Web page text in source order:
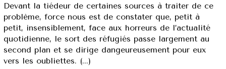
Devant la tiédeur de certaines sources à traiter de ce
problème, force nous est de constater que, petit à
petit, insensiblement, face aux horreurs de l’actualité
quotidienne, le sort des réfugiés passe largement au
second plan et se dirige dangeureusement pour eux
vers les oubliettes. (...)